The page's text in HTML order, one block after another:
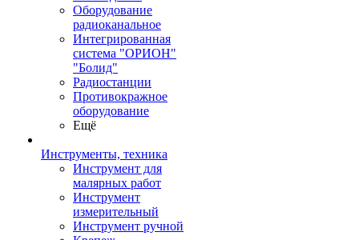
Оборудование
радиоканальное
Интегрированная
система "ОРИОН"
"Болид"
Радиостанции
Противокражное
оборудование
Ещё
Инструменты, техника
Инструмент для
малярных работ
Инструмент
измерительный
Инструмент ручной